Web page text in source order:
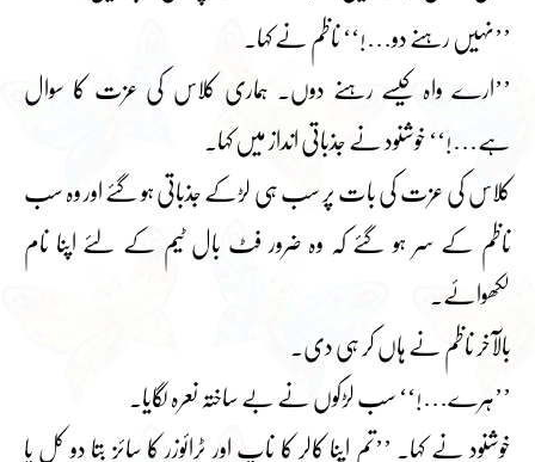
’’نہیں رہنے دو…!‘‘ ناظم نے کہا۔
’’ارے واہ کیسے رہنے دوں۔ ہماری کلاس کی عزت کا سوال
ہے…!‘‘ خوشنود نے جذباتی انداز میں کہا۔
کلاس کی عزت کی بات پر سب ہی لڑکے جذباتی ہو گئے اور وہ سب
ناظم کے سر ہو گئے کہ وہ ضرور فٹ بال ٹیم کے لئے اپنا نام
لکھوائے۔
بالآخر ناظم نے ہاں کر ہی دی۔
’’ہرے…!‘‘ سب لڑکوں نے بے ساختہ نعرہ لگایا۔
خوشنود نے کہا۔ ’’تم اپنا کالر کا ناپ اور ٹرائوزر کا سائز بتا دو کل یا